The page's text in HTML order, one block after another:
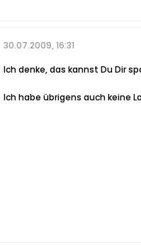
30.07.2009, 16:31
Ich denke, das kannst Du Dir
Ich habe übrigens auch keine